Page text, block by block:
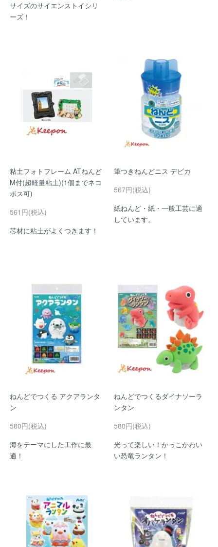
サイズのサイエンストイシリ
ーズ！
粘土フォトフレーム ATねんど
M付(超軽量粘土)(1個までネコ
ポス可)
561円(税込)
芯材に粘土がよくつきます！
筆つきねんどニス デビカ
567円(税込)
紙ねんど・紙・一般工芸に適
しています。
ねんどでつくる アクアランタ
ン
580円(税込)
海をテーマにした工作に最
適！
ねんどでつくるダイナソーラ
ンタン
580円(税込)
光って楽しい！かっこかわい
い恐竜ランタン！